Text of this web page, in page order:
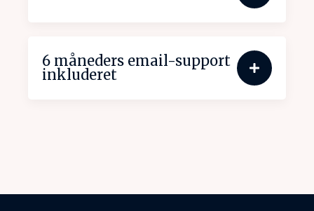
6 måneders email-support
inkluderet